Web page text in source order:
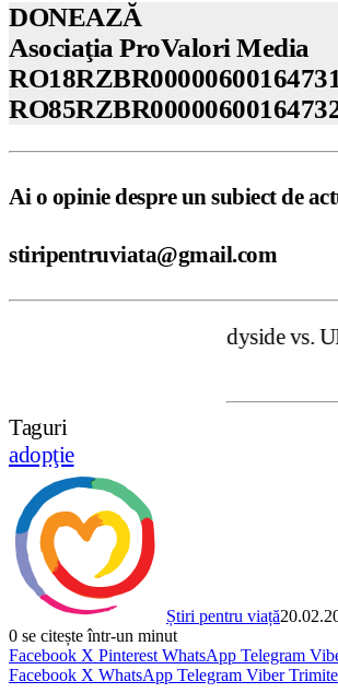
DONEAZĂ
Asociaţia ProValori Media
Ai o opinie despre un subiect de
stiripentruviata@gmail.com
Handyside vs. UK (para
Taguri
adopţie
Știri pentru viață
0 se citește într-un minut
Facebook X Pinterest WhatsApp Telegram
Facebook X WhatsApp Telegram Viber